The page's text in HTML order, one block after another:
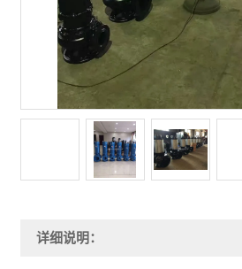
详细说明：